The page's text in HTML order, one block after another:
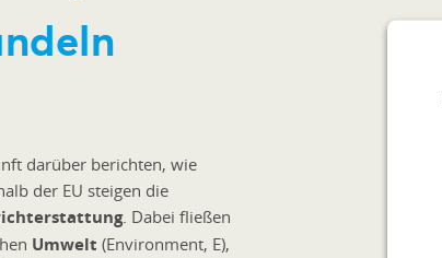
darüber berichten, wie
der EU steigen die
. Dabei fließen
Umwelt (Environment, E),